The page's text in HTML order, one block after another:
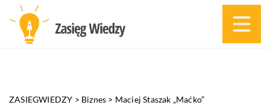
ZASIEGWIEDZY > Biznes > Maciej Staszak „Maćko”